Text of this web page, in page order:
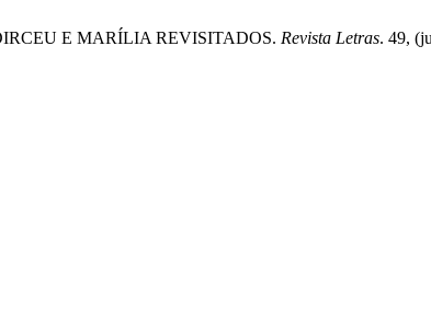
E MARÍLIA REVISITADOS. Revista Letras. 49,